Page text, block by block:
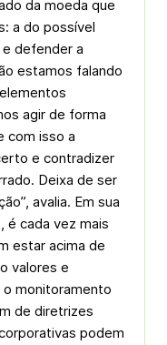
da moeda que
a do possível
defender a
estamos falando
agir de forma
com isso a
e contradizer
Deixa de ser
avalia. Em sua
é cada vez mais
estar acima de
valores e
monitoramento
de diretrizes
podem